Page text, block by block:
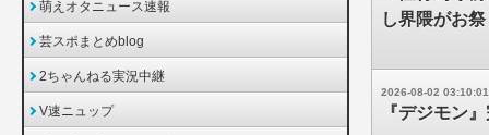
し界隈がお
2026-08-02 03:10:01
『デジモン
萌えオタニュース速報
芸スポまとめblog
2ちゃんねる実況中継
V速ニュップ